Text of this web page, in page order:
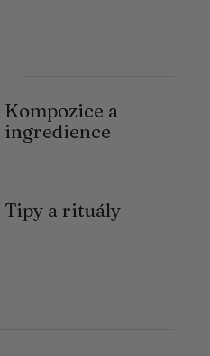
Kompozice a
ingredience
Tipy a rituály